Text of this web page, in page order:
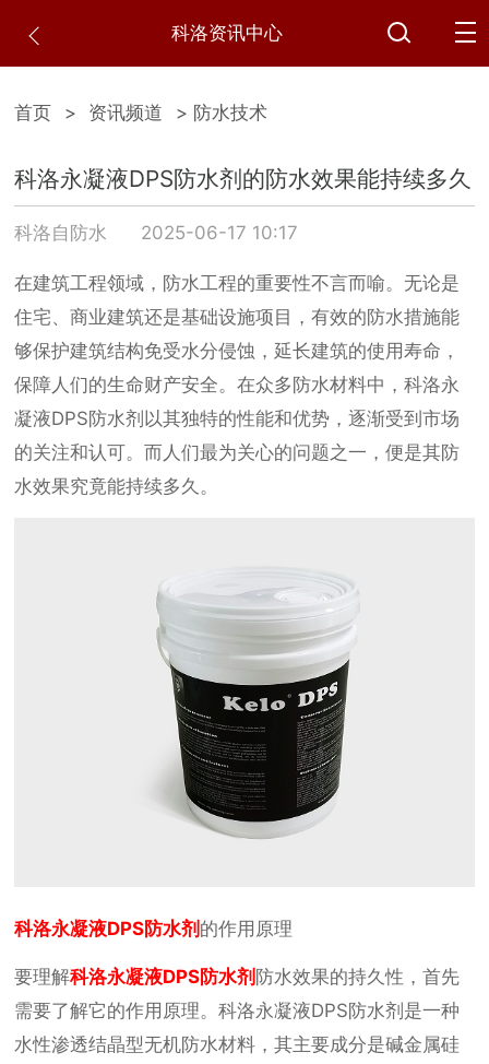
科洛资讯中心
首页 > 资讯频道 > 防水技术
科洛永凝液DPS防水剂的防水效果能持续多久
科洛自防水 2025-06-17 10:17
在建筑工程领域，防水工程的重要性不言而喻。无论是
住宅、商业建筑还是基础设施项目，有效的防水措施能
够保护建筑结构免受水分侵蚀，延长建筑的使用寿命，
保障人们的生命财产安全。在众多防水材料中，科洛永
凝液DPS防水剂以其独特的性能和优势，逐渐受到市场
的关注和认可。而人们最为关心的问题之一，便是其防
水效果究竟能持续多久。
科洛永凝液DPS防水剂 的作用原理
要理解科洛永凝液DPS防水剂 防水效果的持久性，首先
需要了解它的作用原理。科洛永凝液DPS防水剂是一种
水性渗透结晶型无机防水材料，其主要成分是碱金属硅